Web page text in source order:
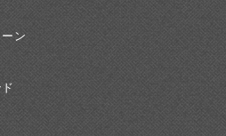
ン